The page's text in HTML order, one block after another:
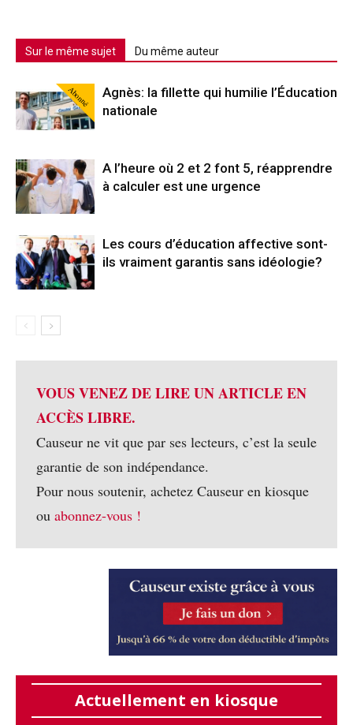
Sur le même sujet Du même auteur
Abonné
Agnès: la fillette qui humilie l’Éducation
nationale
A l’heure où 2 et 2 font 5, réapprendre
à calculer est une urgence
Les cours d’éducation affective sont-
ils vraiment garantis sans idéologie?
VOUS VENEZ DE LIRE UN ARTICLE EN
ACCÈS LIBRE.
Causeur ne vit que par ses lecteurs, c’est la seule
garantie de son indépendance.
Pour nous soutenir, achetez Causeur en kiosque
ou abonnez-vous !
Actuellement en kiosque